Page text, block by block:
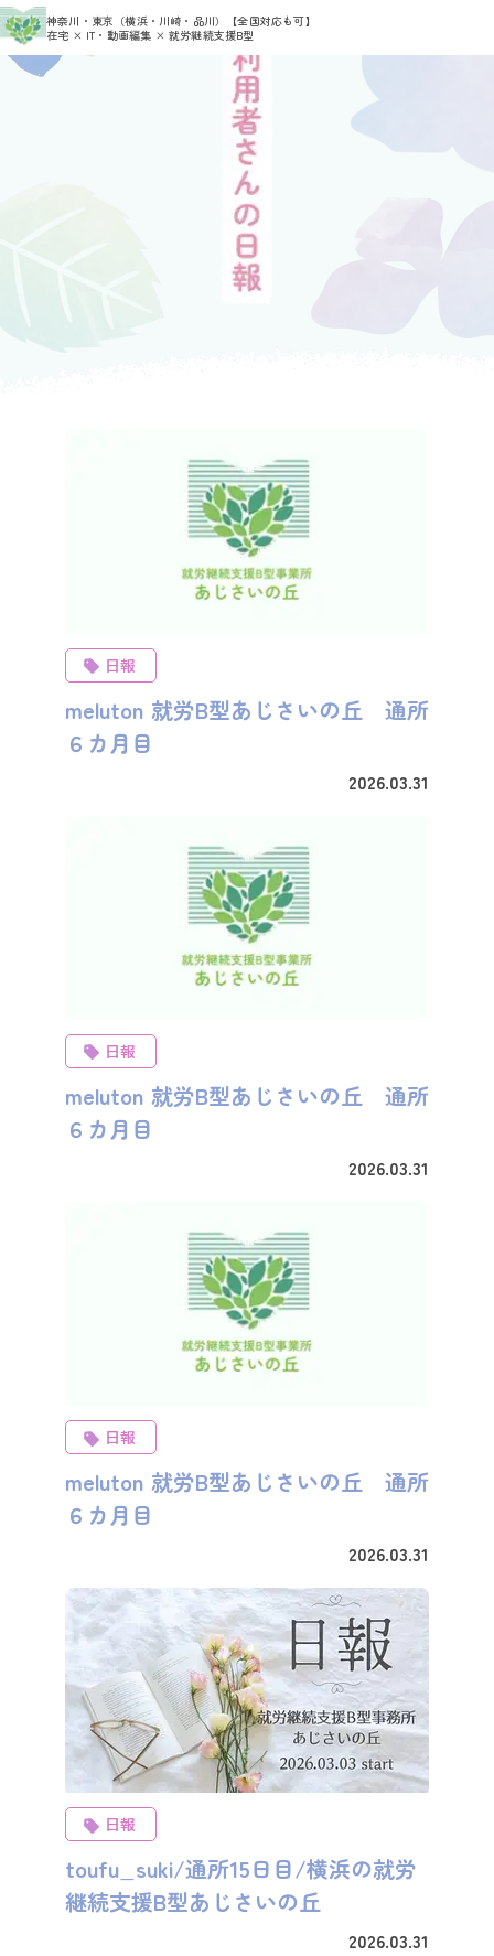
神奈川・東京（横浜・川崎・品川）
【全国対応も可】
在宅 × IT・動画編集 × 就労継続支援B型
HOME > 3月 2026
日報
meluton 就労B型あじさいの丘 通所
６カ月目
2026.03.31
日報
meluton 就労B型あじさいの丘 通所
６カ月目
2026.03.31
日報
meluton 就労B型あじさいの丘 通所
６カ月目
2026.03.31
日報
toufu_suki/通所15日目/横浜の就労
継続支援B型あじさいの丘
2026.03.31